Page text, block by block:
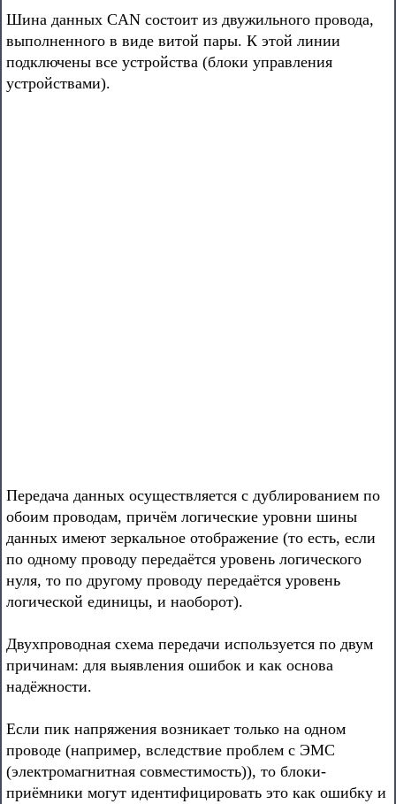
Шина данных CAN состоит из двужильного провода,
выполненного в виде витой пары. К этой линии
подключены все устройства (блоки управления
устройствами).
Передача данных осуществляется с дублированием по
обоим проводам, причём логические уровни шины
данных имеют зеркальное отображение (то есть, если
по одному проводу передаётся уровень логического
нуля, то по другому проводу передаётся уровень
логической единицы, и наоборот).
Двухпроводная схема передачи используется по двум
причинам: для выявления ошибок и как основа
надёжности.
Если пик напряжения возникает только на одном
проводе (например, вследствие проблем с ЭМС
(электромагнитная совместимость)), то блоки-
приёмники могут идентифицировать это как ошибку и